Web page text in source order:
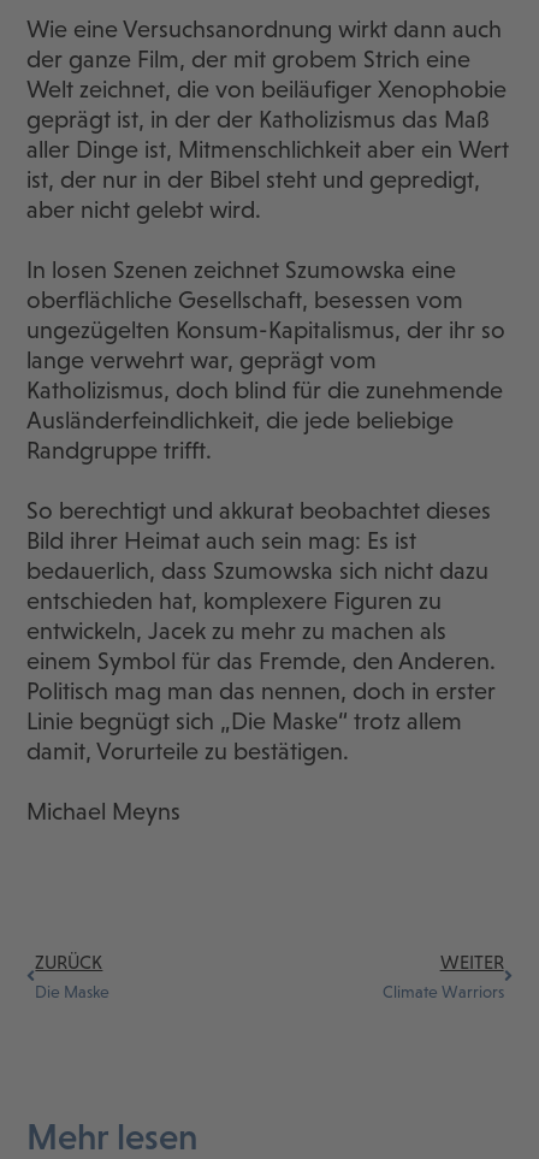
Wie eine Versuchsanordnung wirkt dann auch
der ganze Film, der mit grobem Strich eine
Welt zeichnet, die von beiläufiger Xenophobie
geprägt ist, in der der Katholizismus das Maß
aller Dinge ist, Mitmenschlichkeit aber ein Wert
ist, der nur in der Bibel steht und gepredigt,
aber nicht gelebt wird.
In losen Szenen zeichnet Szumowska eine
oberflächliche Gesellschaft, besessen vom
ungezügelten Konsum-Kapitalismus, der ihr so
lange verwehrt war, geprägt vom
Katholizismus, doch blind für die zunehmende
Ausländerfeindlichkeit, die jede beliebige
Randgruppe trifft.
So berechtigt und akkurat beobachtet dieses
Bild ihrer Heimat auch sein mag: Es ist
bedauerlich, dass Szumowska sich nicht dazu
entschieden hat, komplexere Figuren zu
entwickeln, Jacek zu mehr zu machen als
einem Symbol für das Fremde, den Anderen.
Politisch mag man das nennen, doch in erster
Linie begnügt sich „Die Maske“ trotz allem
damit, Vorurteile zu bestätigen.
Michael Meyns
ZURÜCK
Die Maske
WEITER
Climate Warriors
Mehr lesen